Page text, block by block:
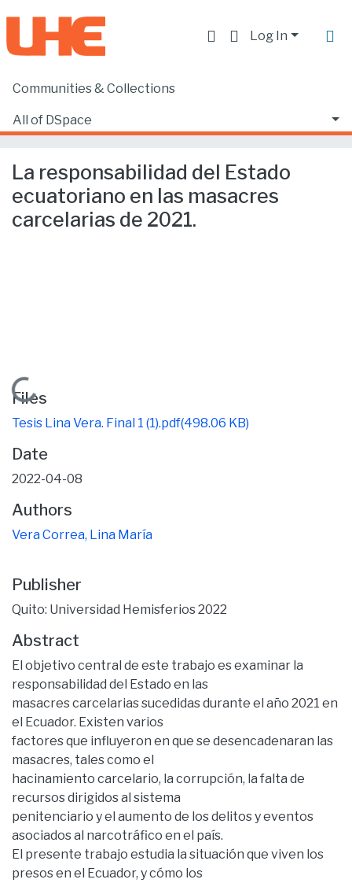
Log In
Communities & Collections
All of DSpace
Home
Facultad de Derecho
La responsabilidad del Estado ecuatoriano en las masacres carcelarias de 2021.
La responsabilidad del Estado
ecuatoriano en las masacres
carcelarias de 2021.
Loading...
Files
Tesis Lina Vera. Final 1 (1).pdf(498.06 KB)
Date
2022-04-08
Authors
Vera Correa, Lina María
Publisher
Quito: Universidad Hemisferios 2022
Abstract
El objetivo central de este trabajo es examinar la
responsabilidad del Estado en las
masacres carcelarias sucedidas durante el año 2021 en
el Ecuador. Existen varios
factores que influyeron en que se desencadenaran las
masacres, tales como el
hacinamiento carcelario, la corrupción, la falta de
recursos dirigidos al sistema
penitenciario y el aumento de los delitos y eventos
asociados al narcotráfico en el país.
El presente trabajo estudia la situación que viven los
presos en el Ecuador, y cómo los